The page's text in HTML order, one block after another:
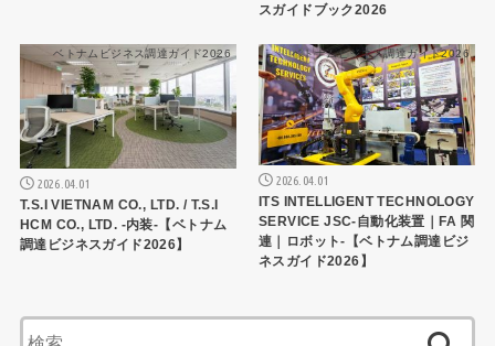
スガイドブック2026
ベトナムビジネス調達ガイド2026
2026.04.01
T.S.I VIETNAM CO., LTD. / T.S.I
HCM CO., LTD. -内装-【ベトナム
調達ビジネスガイド2026】
ベトナムビジネス調達ガイド2026
2026.04.01
ITS INTELLIGENT TECHNOLOGY
SERVICE JSC-自動化装置｜FA 関
連｜ロボット-【ベトナム調達ビジ
ネスガイド2026】